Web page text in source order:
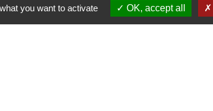
44130 Le Gâvre - FRANCE
you want to activate OK, accept all